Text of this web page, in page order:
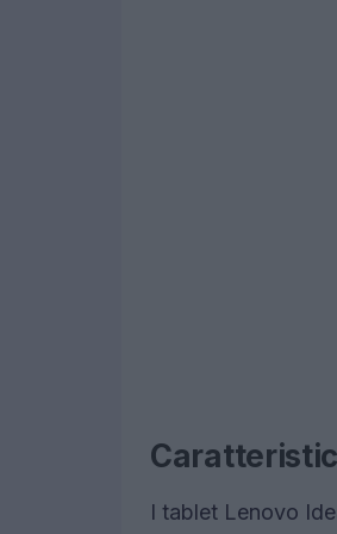
I tablet Lenovo